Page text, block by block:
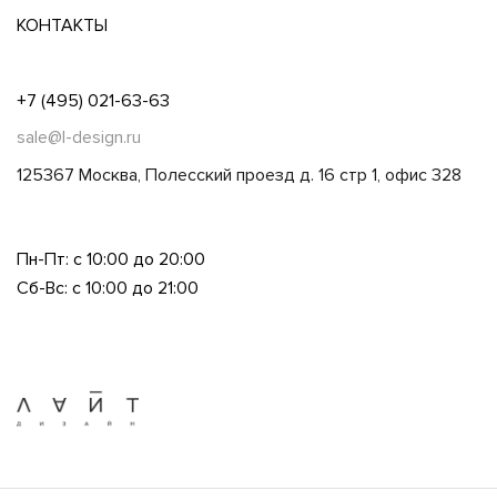
КОНТАКТЫ
+7 (495) 021-63-63
sale@l-design.ru
125367 Москва, Полесский проезд д. 16 стр 1, офис 328
Пн-Пт: с 10:00 до 20:00
Сб-Вс: с 10:00 до 21:00